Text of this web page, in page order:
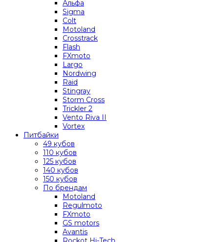
Альфа
Sigma
Colt
Motoland
Crosstrack
Flash
FXmoto
Largo
Nordwing
Raid
Stingray
Storm Cross
Trickler 2
Vento Riva II
Vortex
Питбайки
49 кубов
110 кубов
125 кубов
140 кубов
150 кубов
По брендам
Motoland
Regulmoto
FXmoto
GS motors
Avantis